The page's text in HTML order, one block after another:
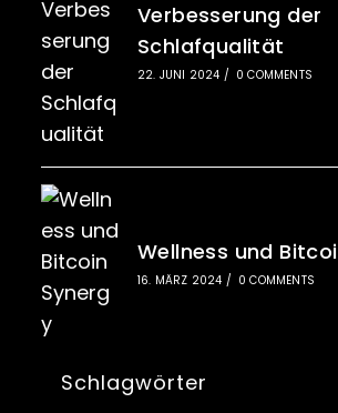
Verbesserung der
Schlafqualität
22. JUNI 2024 / 0 COMMENTS
Wellness und
16. MÄRZ 2024 / 0 COMMENTS
Schlagwörter